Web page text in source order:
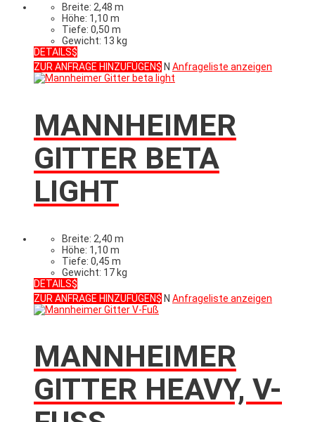
Breite: 2,48 m
Höhe: 1,10 m
Tiefe: 0,50 m
Gewicht: 13 kg
DETAILS
ZUR ANFRAGE HINZUFÜGEN
N Anfrageliste anzeigen
MANNHEIMER
GITTER BETA
LIGHT
Breite: 2,40 m
Höhe: 1,10 m
Tiefe: 0,45 m
Gewicht: 17 kg
DETAILS
ZUR ANFRAGE HINZUFÜGEN
N Anfrageliste anzeigen
MANNHEIMER
GITTER HEAVY, V-